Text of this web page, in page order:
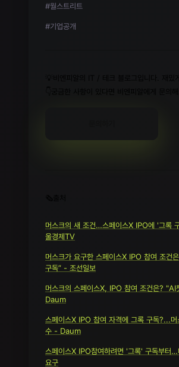
#월스트리트
#기업공개
머스크의 새 조건…스페이스X IPO에 '그록
울경제TV
머스크가 요구한 스페이스X IPO 참여 조건
구독” - 조선일보
머스크의 스페이스X, IPO 참여 조건은? "AI
Daum
스페이스X IPO 참여 자격에 그록 구독?...머
수 - Daum
스페이스X IPO참여하려면 '그록' 구독부터
요구